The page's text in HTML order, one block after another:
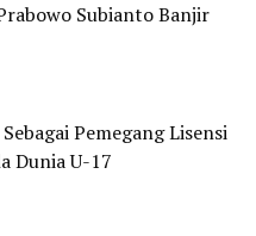
Subianto Banjir
Pemegang Lisensi
Dunia U-17